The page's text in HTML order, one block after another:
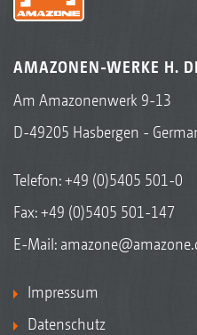
AMAZONEN-WERKE H.
Am Amazonenwerk 9-13
D-49205 Hasbergen -
Telefon:+49 (0)5405 501-0
Fax: +49 (0)5405 501-147
E-Mail:
Impressum
Datenschutz